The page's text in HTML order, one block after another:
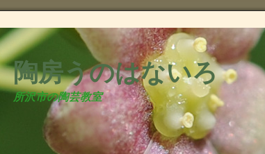
陶房うのはないろ
所沢市の陶芸教室